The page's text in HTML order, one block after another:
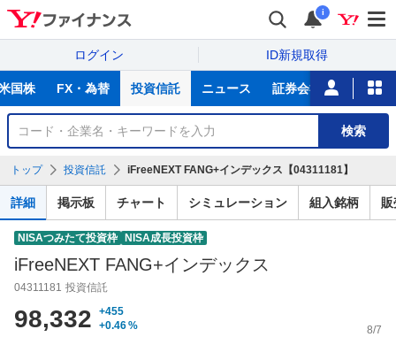
i
ログイン ID新規取得
主
な
サ
国株 FX・為替 投資信託 ニュース 証券会社比較 NISA
銘
検
索
検索
トップ 投資信託 iFreeNEXT FANG+インデックス【04311181】
詳細 掲示板 チャート シミュレーション 組入銘柄
NISAつみたて投資枠 NISA成長投資枠
iFreeNEXT FANG+インデックス
04311181 投資信託
98,332
+455
+0.46% 8/7